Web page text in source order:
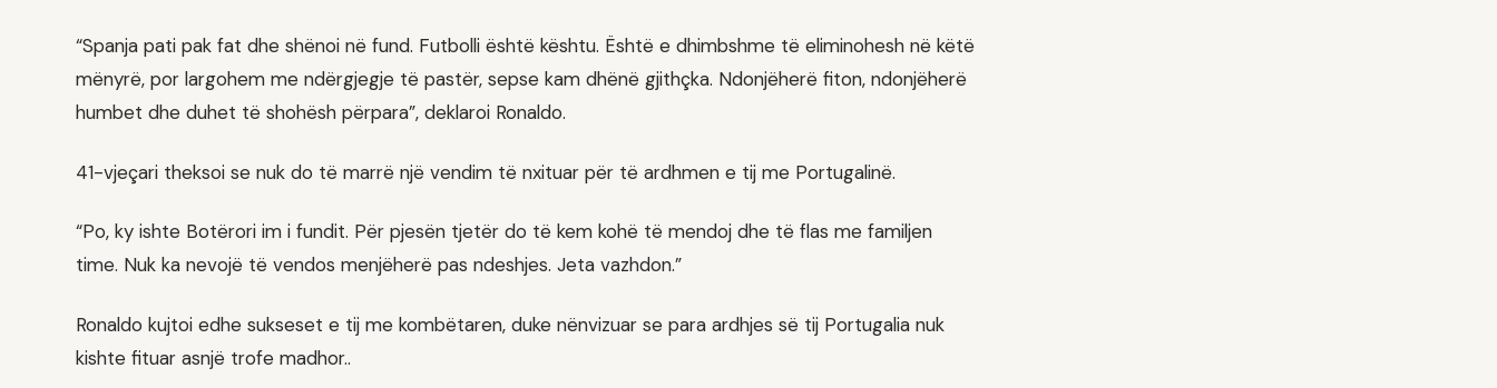
“Spanja pati pak fat dhe shënoi në fund. Futbolli është kështu. Është e dhimbshme të eliminohesh në këtë
mënyrë, por largohem me ndërgjegje të pastër, sepse kam dhënë gjithçka. Ndonjëherë fiton, ndonjëherë
humbet dhe duhet të shohësh përpara”, deklaroi Ronaldo.
41-vjeçari theksoi se nuk do të marrë një vendim të nxituar për të ardhmen e tij me Portugalinë.
“Po, ky ishte Botërori im i fundit. Për pjesën tjetër do të kem kohë të mendoj dhe të flas me familjen
time. Nuk ka nevojë të vendos menjëherë pas ndeshjes. Jeta vazhdon.”
Ronaldo kujtoi edhe sukseset e tij me kombëtaren, duke nënvizuar se para ardhjes së tij Portugalia nuk
kishte fituar asnjë trofe madhor..